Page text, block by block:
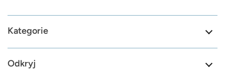
Kategorie
Odkryj